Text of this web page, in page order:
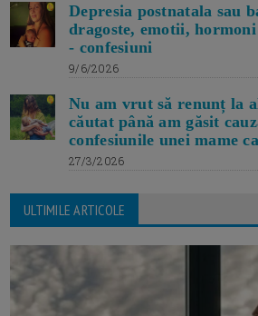
Depresia postnatala sau
dragoste, emotii,
- confesiuni
9/6/2026
Nu am vrut să renunț la
căutat până am găsit
confesiunile unei mame
27/3/2026
ULTIMILE ARTICOLE